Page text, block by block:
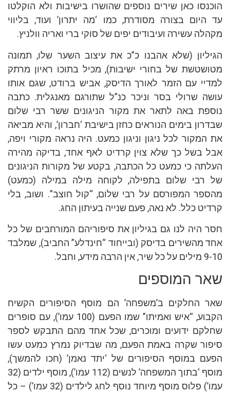
הוכנסו כאן שירים נוספים שהושרו בישיבות ולא הוקלטו
עד היום בצורה מסודרת, כמו ‘מה יתרון’ ועוד, בליווי
מקהלה עשירה ועיבודים יפים של סוקי ברי ואריה וולניץ.
הגיליון (שלא אהבנו כ”כ את עיצוב השער שלו, תמונה
מטושטשת של בחורי ישיבות), מכיל בתוכו ראיון מרתק
למדיי עם הזמר לאורך הדיסק, אביש ברודט, שגם אותו
עושה שרולי בסר וניכר כנ”ל שתורגם מאנגלית. כתבה
נוספת באה לתאר את מקור הניגונים ששר רבי שלום
שבדרון בימים הנוראים כחזן בישיבת ‘חברון’, והיא מביאה
את המקור לכל ניגון וניגון כמעט. היה נראה מקורי ויפה,
אבל בשל כך שלא צוין קרדיט לאף אחד, בדיקה מהירה
העלתה כי כמעט כל הכתבה, בקטע של מקורות הניגונים
של רבי שלום בתפילה, לקוחה מילה במילה (כמעט)
מהספר המפורסם על רבי שלום, “קול חוצב”. ושוב, בלי
קרדיט כלל. לא נאה, פעם שנייה בעיתון החג.
חסר היה לנו גם בגיליון את סיפוריהם המורחבים של כל
אחד מהשירים בדיסק (ובייחוד “חינדלע” החביב), שמלבד
9-10 מילים על כל שיר, אין הרבה מידע, וחבל.
שאר המוספים
שאר החלקים ב’משפחה’ הם מוסף הסיפורים הקשיח
הקבוע, “איש ואמיתו” שמו הפעם (100 עמו’), עם סופרים
שחלקם ידועים ומוכרים, שכל אחד מהם התבקש לספר
סיפור שקרה באמת הפעם, מה שבדיוק נמרץ כמעט עשו
הפעם במוסף הסיפורים של ‘יתד נאמן’ (חכו להמשך),
מוסף ‘בתוך המשפחה’ לנשים (112 עמו’), מוסף ילדים (32
עמו’) פלוס מוסף מיוחד נוסף לחג לילדים (32 עמו’) – כל